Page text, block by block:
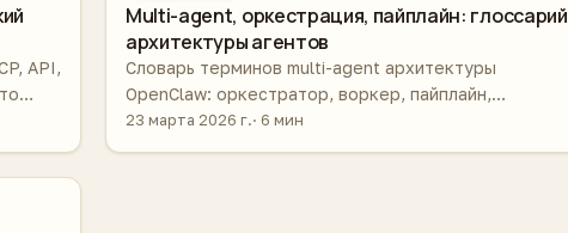
API,
Multi-agent, оркестрация, пайплайн: глоссарий
архитектуры агентов
Словарь терминов multi-agent архитектуры
OpenClaw: оркестратор, воркер, пайплайн,
инструменты агента, память, планирование — с
23 марта 2026 г. 6 мин